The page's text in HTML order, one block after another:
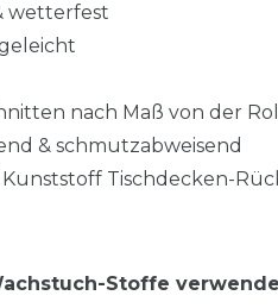
wetterfest
nach Maß von der
& schmutzabweisend
Kunststoff Tischdecken-
Stoffe